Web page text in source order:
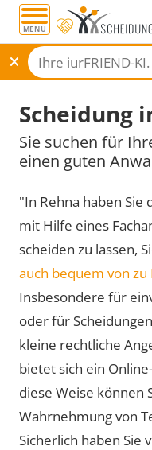
MENÜ
Scheidung
Sie suchen für
einen guten
"In Rehna haben Sie
mit Hilfe eines
scheiden zu lassen,
auch bequem von
Insbesondere für
oder für
kleine rechtliche
bietet sich ein
diese Weise können
Wahrnehmung von
Sicherlich haben Sie